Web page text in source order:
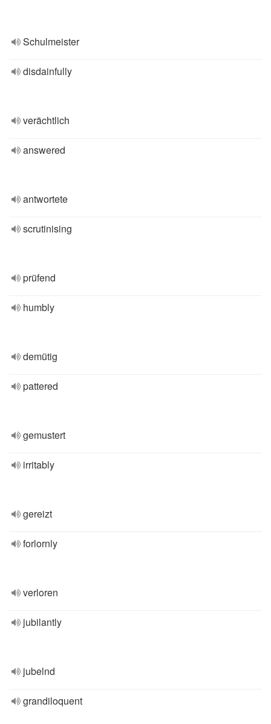
Schulmeister
disdainfully
verächtlich
answered
antwortete
scrutinising
prüfend
humbly
demütig
pattered
gemustert
irritably
gereizt
forlornly
verloren
jubilantly
jubelnd
grandiloquent